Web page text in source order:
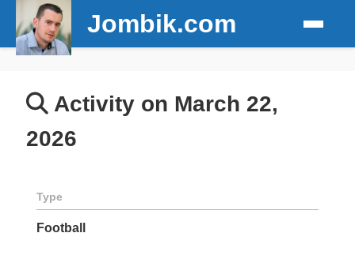
Jombik.com
Activity on March 22,
2026
Type
Football